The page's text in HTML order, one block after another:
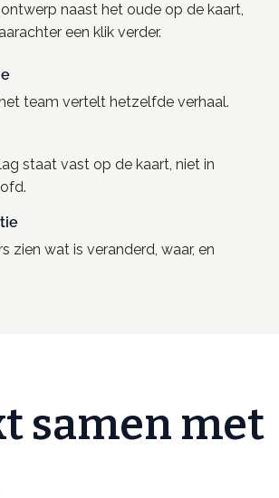
naast het oude op de kaart,
een klik verder.
team vertelt hetzelfde verhaal.
staat vast op de kaart, niet in
zien wat is veranderd, waar, en
samen met